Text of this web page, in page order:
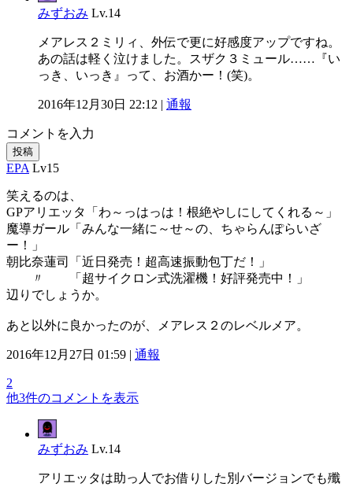
みずおみ Lv.14
メアレス２ミリィ、外伝で更に好感度アップですね。
あの話は軽く泣けました。スザク３ミュール……『い
っき、いっき』って、お酒かー！(笑)。
2016年12月30日 22:12 | 通報
コメントを入力
投稿
EPA Lv15
笑えるのは、
GPアリエッタ「わ～っはっは！根絶やしにしてくれる～」
魔導ガール「みんな一緒に～せ～の、ちゃらんぽらいざ
ー！」
朝比奈蓮司「近日発売！超高速振動包丁だ！」
〃 「超サイクロン式洗濯機！好評発売中！」
辺りでしょうか。
あと以外に良かったのが、メアレス２のレベルメア。
2016年12月27日 01:59 | 通報
2
他3件のコメントを表示
みずおみ Lv.14
アリエッタは助っ人でお借りした別バージョンでも殲